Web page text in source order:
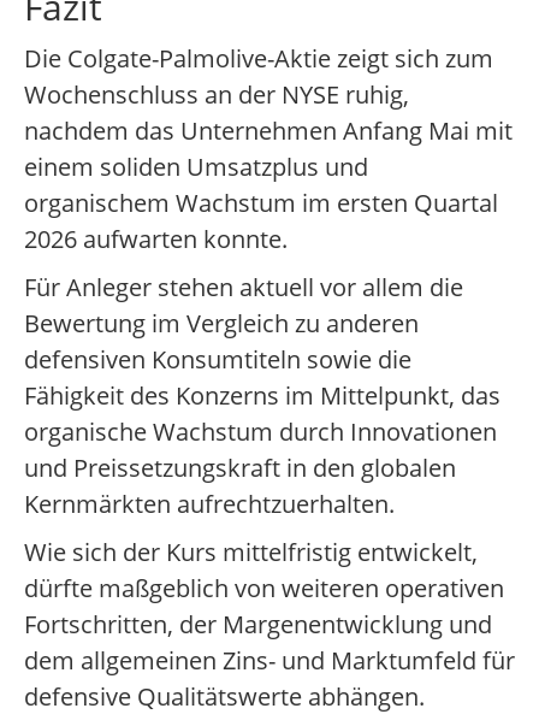
Die Colgate-Palmolive-Aktie zeigt sich zum
Wochenschluss an der NYSE ruhig,
nachdem das Unternehmen Anfang Mai mit
einem soliden Umsatzplus und
organischem Wachstum im ersten Quartal
2026 aufwarten konnte.
Für Anleger stehen aktuell vor allem die
Bewertung im Vergleich zu anderen
defensiven Konsumtiteln sowie die
Fähigkeit des Konzerns im Mittelpunkt, das
organische Wachstum durch Innovationen
und Preissetzungskraft in den globalen
Kernmärkten aufrechtzuerhalten.
Wie sich der Kurs mittelfristig entwickelt,
dürfte maßgeblich von weiteren operativen
Fortschritten, der Margenentwicklung und
dem allgemeinen Zins- und Marktumfeld für
defensive Qualitätswerte abhängen.